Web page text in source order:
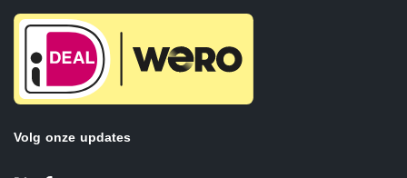
Volg onze updates